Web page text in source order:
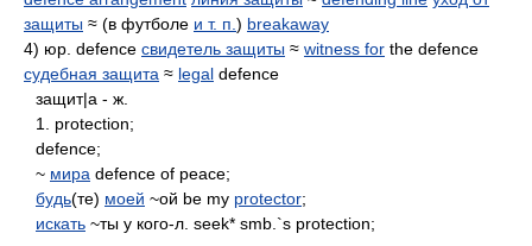
защиты ≈ (в футболе и т. п. ) breakaway
4) юр. defence свидетель защиты ≈ witness for the defence
судебная защита ≈ legal defence
защит|а - ж.
1. protection;
defence;
~ мира defence of peace;
будь(те) моей ~ой be my protector;
искать ~ты у кого-л. seek* smb.`s protection;